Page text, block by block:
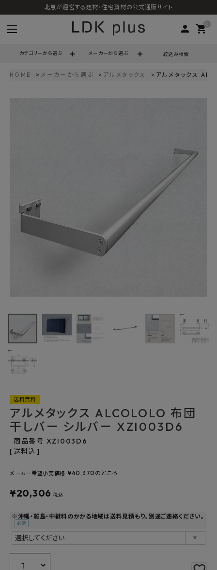
北恵が運営する建材・住宅資材の公式通販サイト
person 0
shopping_cart
カテゴリーから選ぶ メーカーから選ぶ 絞込み検索
ログイン
最近チェックした商品
ー XZI003D6
FAX注文はこちらから
カテゴリーから選ぶ
メーカーから選ぶ
ご利用ガイド
よくあるご質問
お問い合わせ
メルマガ登録
特定商取引法について
HOME メーカーから選ぶ アルメタックス アルメタックス
送料無料
アルメタックス ALCOLOLO 布団
干しバー シルバー XZI003D6
商品番号 XZI003D6
送料込
メーカー希望小売価格 ¥40,370 のところ
¥20,306 税込
※沖縄・離島・中継料のかかる地域は送料見積もり。別途ご連絡ください。
(必
須)